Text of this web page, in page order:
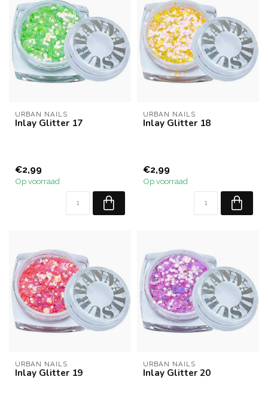
URBAN NAILS
Inlay Glitter 17
€2,99
Op voorraad
URBAN NAILS
Inlay Glitter 18
€2,99
Op voorraad
URBAN NAILS
Inlay Glitter 19
URBAN NAILS
Inlay Glitter 20